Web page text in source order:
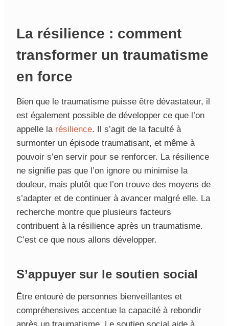
La résilience : comment
transformer un traumatisme
en force
Bien que le traumatisme puisse être dévastateur, il
est également possible de développer ce que l’on
appelle la résilience. Il s’agit de la faculté à
surmonter un épisode traumatisant, et même à
pouvoir s’en servir pour se renforcer. La résilience
ne signifie pas que l’on ignore ou minimise la
douleur, mais plutôt que l’on trouve des moyens de
s’adapter et de continuer à avancer malgré elle. La
recherche montre que plusieurs facteurs
contribuent à la résilience après un traumatisme.
C’est ce que nous allons développer.
S’appuyer sur le soutien social
Être entouré de personnes bienveillantes et
compréhensives accentue la capacité à rebondir